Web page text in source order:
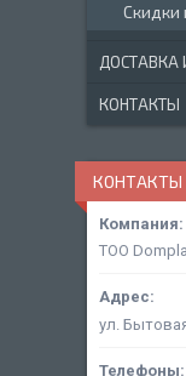
Скидки
ДОСТАВКА
КОНТАКТЫ
КОНТАКТЫ
ТОО
ул.